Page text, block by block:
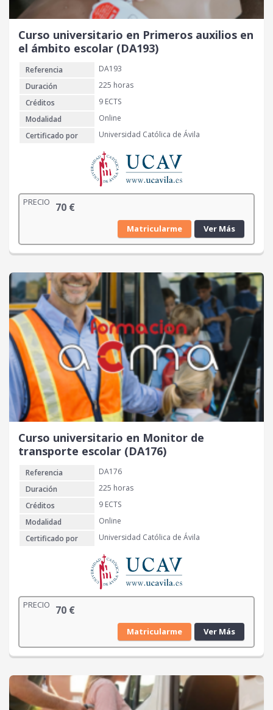
Curso universitario en Primeros auxilios en
el ámbito escolar (DA193)
Referencia
DA193
Duración
225 horas
Créditos
9 ECTS
Modalidad
Online
Certificado por
Universidad Católica de Ávila
PRECIO 70 €
Matricularme Ver Más
Curso universitario en Monitor de
transporte escolar (DA176)
Referencia
DA176
Duración
225 horas
Créditos
9 ECTS
Modalidad
Online
Certificado por
Universidad Católica de Ávila
PRECIO 70 €
Matricularme Ver Más